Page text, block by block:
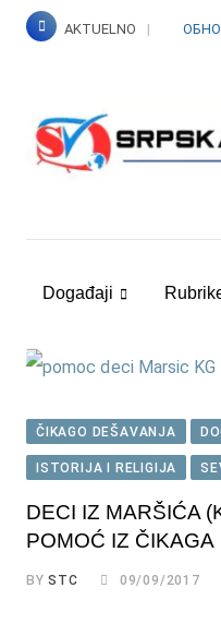
Skip
AKTUELNO
Događaji
ČIKAGO DEŠAVANJA
ISTORIJA I RELIGIJA
DECI IZ MARŠIĆA
POMOĆ IZ ČIKAGA
BYSTC 09/09/2017